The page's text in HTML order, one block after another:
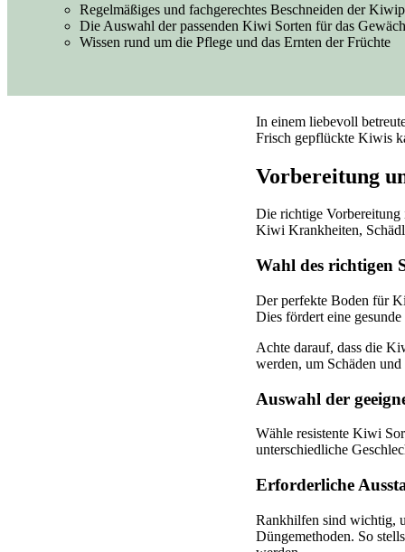
Regelmäßiges und fachgerechtes Beschneiden der
Die Auswahl der passenden Kiwi Sorten für das
Wissen rund um die Pflege und das Ernten der Früchte
In einem liebevoll
Frisch gepflückte Kiwis
Vorbereitung
Die richtige Vorbereitung
Kiwi Krankheiten,
Wahl des richtigen
Der perfekte Boden für
Dies fördert eine
Achte darauf, dass die
werden, um Schäden
Auswahl der
Wähle resistente Kiwi
unterschiedliche
Erforderliche
Rankhilfen sind wichtig,
Düngemethoden. So